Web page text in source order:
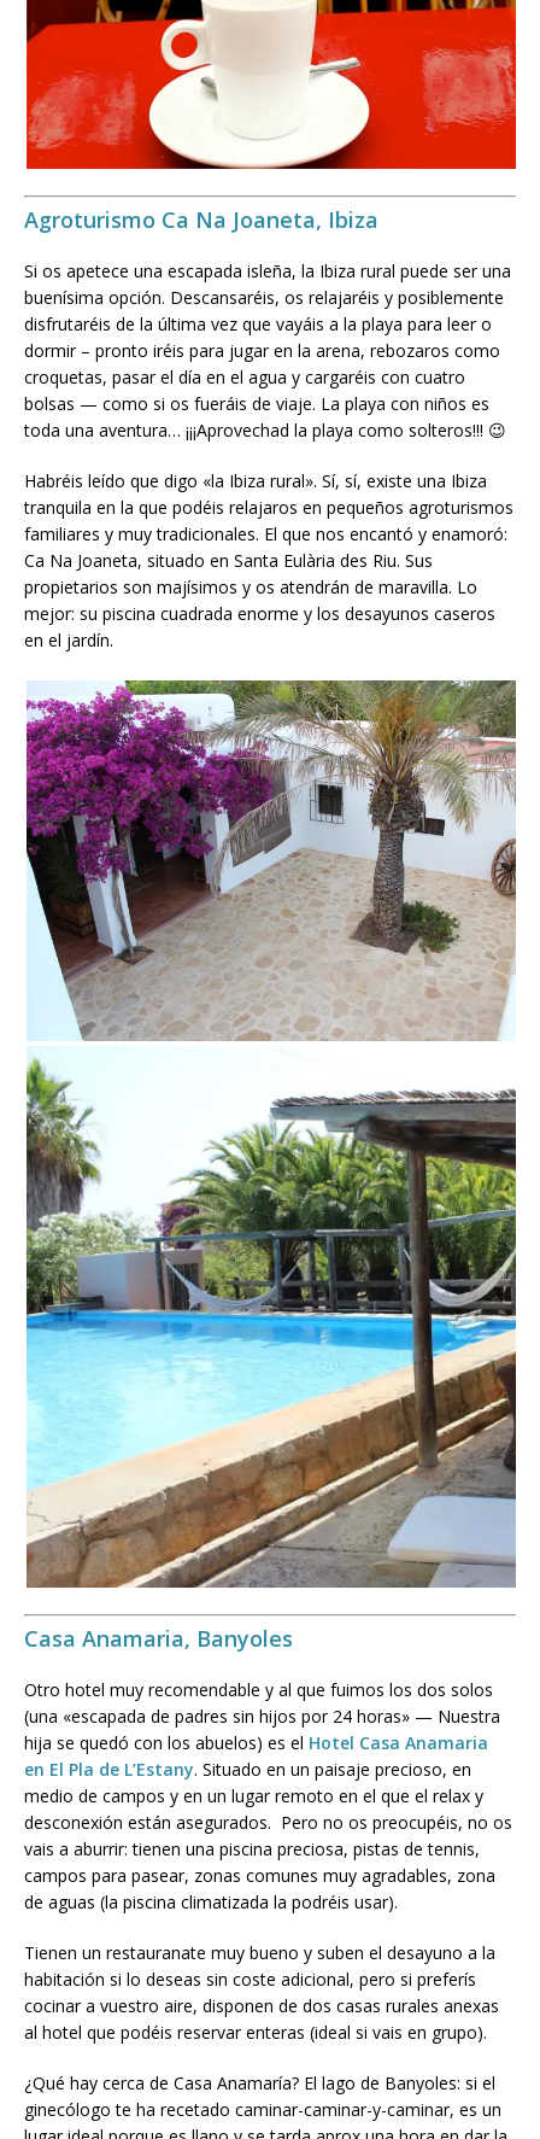
Agroturismo Ca Na Joaneta, Ibiza
Si os apetece una escapada isleña, la Ibiza rural puede ser una
buenísima opción. Descansaréis, os relajaréis y posiblemente
disfrutaréis de la última vez que vayáis a la playa para leer o
dormir – pronto iréis para jugar en la arena, rebozaros como
croquetas, pasar el día en el agua y cargaréis con cuatro
bolsas — como si os fueráis de viaje. La playa con niños es
toda una aventura… ¡¡¡Aprovechad la playa como solteros!!! 😉
Habréis leído que digo «la Ibiza rural». Sí, sí, existe una Ibiza
tranquila en la que podéis relajaros en pequeños agroturismos
familiares y muy tradicionales. El que nos encantó y enamoró:
Ca Na Joaneta, situado en Santa Eulària des Riu. Sus
propietarios son majísimos y os atendrán de maravilla. Lo
mejor: su piscina cuadrada enorme y los desayunos caseros
en el jardín.
Casa Anamaria, Banyoles
Otro hotel muy recomendable y al que fuimos los dos solos
(una «escapada de padres sin hijos por 24 horas» — Nuestra
hija se quedó con los abuelos) es el Hotel Casa Anamaria
en El Pla de L’Estany. Situado en un paisaje precioso, en
medio de campos y en un lugar remoto en el que el relax y
desconexión están asegurados. Pero no os preocupéis, no os
vais a aburrir: tienen una piscina preciosa, pistas de tennis,
campos para pasear, zonas comunes muy agradables, zona
de aguas (la piscina climatizada la podréis usar).
Tienen un restauranate muy bueno y suben el desayuno a la
habitación si lo deseas sin coste adicional, pero si preferís
cocinar a vuestro aire, disponen de dos casas rurales anexas
al hotel que podéis reservar enteras (ideal si vais en grupo).
¿Qué hay cerca de Casa Anamaría? El lago de Banyoles: si el
ginecólogo te ha recetado caminar-caminar-y-caminar, es un